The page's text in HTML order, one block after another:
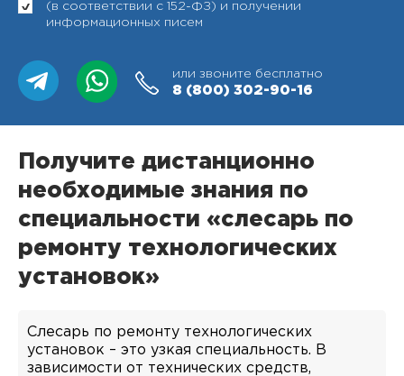
(в соответствии с 152-ФЗ) и получении
информационных писем
или звоните бесплатно
8 (800) 302-90-16
Получите дистанционно
необходимые знания по
специальности «слесарь по
ремонту технологических
установок»
Слесарь по ремонту технологических
установок – это узкая специальность. В
зависимости от технических средств,